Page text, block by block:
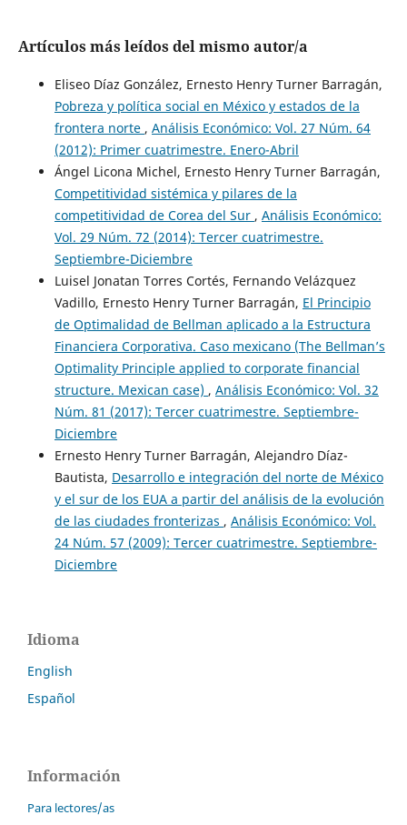
Artículos más leídos del mismo autor/a
Eliseo Díaz González, Ernesto Henry Turner Barragán,
Pobreza y política social en México y estados de la
frontera norte , Análisis Económico: Vol. 27 Núm. 64
(2012): Primer cuatrimestre. Enero-Abril
Ángel Licona Michel, Ernesto Henry Turner Barragán,
Competitividad sistémica y pilares de la
competitividad de Corea del Sur , Análisis Económico:
Vol. 29 Núm. 72 (2014): Tercer cuatrimestre.
Septiembre-Diciembre
Luisel Jonatan Torres Cortés, Fernando Velázquez
Vadillo, Ernesto Henry Turner Barragán, El Principio
de Optimalidad de Bellman aplicado a la Estructura
Financiera Corporativa. Caso mexicano (The Bellman’s
Optimality Principle applied to corporate financial
structure. Mexican case) , Análisis Económico: Vol. 32
Núm. 81 (2017): Tercer cuatrimestre. Septiembre-
Diciembre
Ernesto Henry Turner Barragán, Alejandro Díaz-
Bautista, Desarrollo e integración del norte de México
y el sur de los EUA a partir del análisis de la evolución
de las ciudades fronterizas , Análisis Económico: Vol.
24 Núm. 57 (2009): Tercer cuatrimestre. Septiembre-
Diciembre
Idioma
English
Español
Información
Para lectores/as